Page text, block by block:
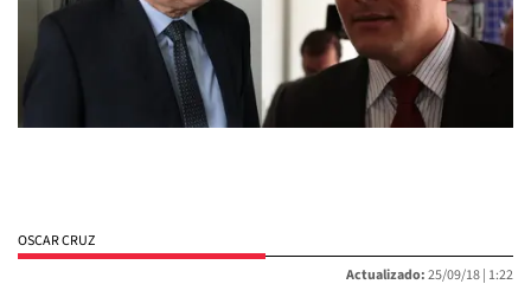
OSCAR CRUZ
Actualizado:25/09/18 | 1:22